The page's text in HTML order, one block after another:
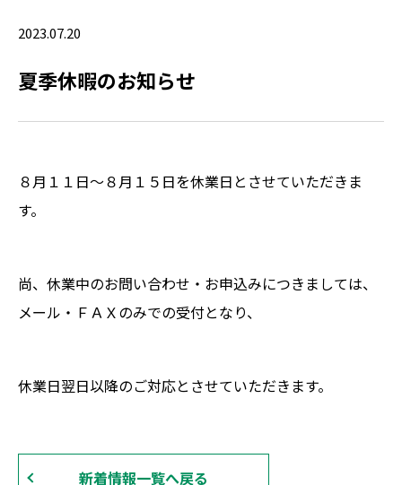
2023.07.20
夏季休暇のお知らせ
８月１１日～８月１５日を休業日とさせていただきま
す。
尚、休業中のお問い合わせ・お申込みにつきましては、
メール・ＦＡＸのみでの受付となり、
休業日翌日以降のご対応とさせていただきます。
新着情報一覧へ戻る